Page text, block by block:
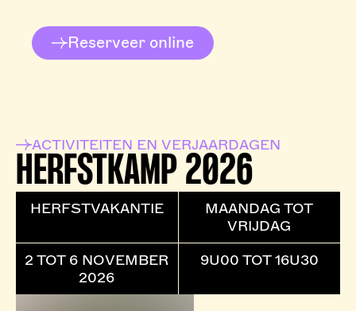
Reserveer online
ACTIVITEITEN EN VERJAARDAGEN
HERFSTKAMP 2026
HERFSTVAKANTIE
MAANDAG TOT
VRIJDAG
2 TOT 6 NOVEMBER
2026
9U00 TOT 16U30